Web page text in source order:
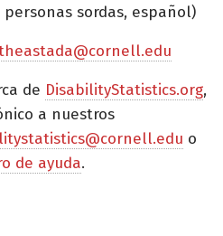
sordas, español)
de DisabilityStatistics.org,
a nuestros
o
de ayuda.